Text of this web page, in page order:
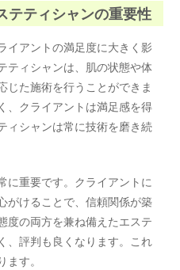
テティシャンの重要性
イアントの満足度に大きく影
ティシャンは、肌の状態や体
じた施術を行うことができま
、クライアントは満足感を得
ィシャンは常に技術を磨き続
に重要です。クライアントに
がけることで、信頼関係が築
度の両方を兼ね備えたエステ
、評判も良くなります。これ
す。